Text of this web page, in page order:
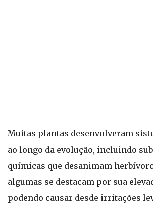
Muitas plantas desenvolveram
ao longo da evolução, incluindo
químicas que desanimam
algumas se destacam por sua
podendo causar desde irritações